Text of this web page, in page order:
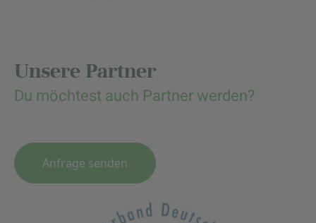
Unsere Partner
Du möchtest auch Partner werden?
Anfrage senden